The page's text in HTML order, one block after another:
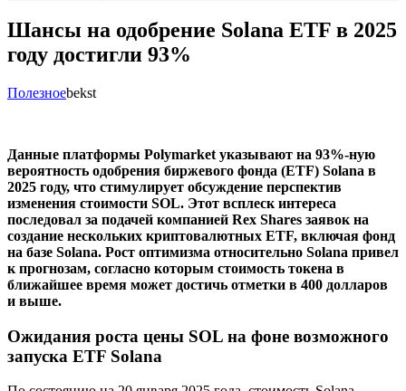
Шансы на одобрение Solana ETF в 2025
году достигли 93%
Полезноеbekst
Данные платформы Polymarket указывают на 93%-ную
вероятность одобрения биржевого фонда (ETF) Solana в
2025 году, что стимулирует обсуждение перспектив
изменения стоимости SOL. Этот всплеск интереса
последовал за подачей компанией Rex Shares заявок на
создание нескольких криптовалютных ETF, включая фонд
на базе Solana. Рост оптимизма относительно Solana привел
к прогнозам, согласно которым стоимость токена в
ближайшее время может достичь отметки в 400 долларов
и выше.
Ожидания роста цены SOL на фоне возможного
запуска ETF Solana